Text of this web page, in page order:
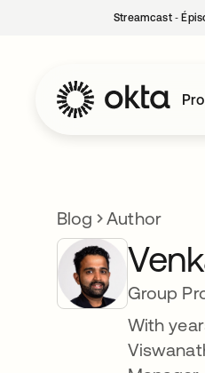
Streamcast ‑
Blog Author
Group
With